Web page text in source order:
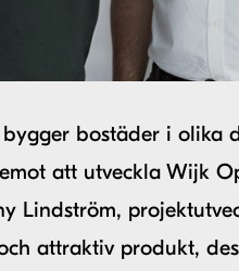
bostäder i olika
att utveckla Wijk
Lindström,
attraktiv produkt,